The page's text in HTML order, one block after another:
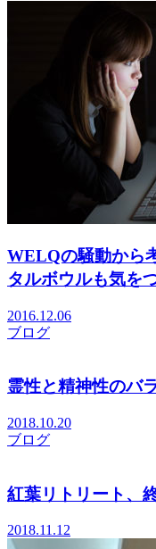
WELQの騒動から
タルボウルも気を
2016.12.06
ブログ
霊性と精神性のバ
2018.10.20
ブログ
紅葉リトリート、
2018.11.12